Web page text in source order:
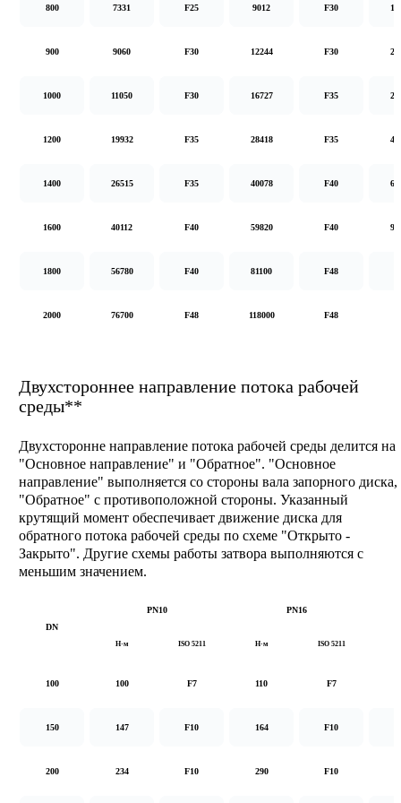
800 7331 F25 9012 F30
900 9060 F30 12244 F30
1000 11050 F30 16727 F35
1200 19932 F35 28418 F35
1400 26515 F35 40078 F40
1600 40112 F40 59820 F40
1800 56780 F40 81100 F48
2000 76700 F48 118000 F48
Двухстороннее направление потока рабочей
среды**
Двухсторонне направление потока рабочей среды делится на
"Основное направление" и "Обратное". "Основное
направление" выполняется со стороны вала запорного диска,
"Обратное" с противоположной стороны. Указанный
крутящий момент обеспечивает движение диска для
обратного потока рабочей среды по схеме "Открыто -
Закрыто". Другие схемы работы затвора выполняются с
меньшим значением.
DN
PN10 PN16
Н·м ISO 5211 Н·м ISO 5211
100 100 F7 110 F7
150 147 F10 164 F10
200 234 F10 290 F10